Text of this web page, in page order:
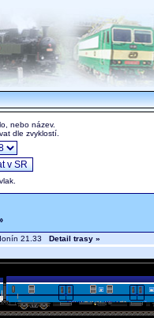
nebo název.
dle zvyklostí.
vlak.
21.33 Detail trasy »